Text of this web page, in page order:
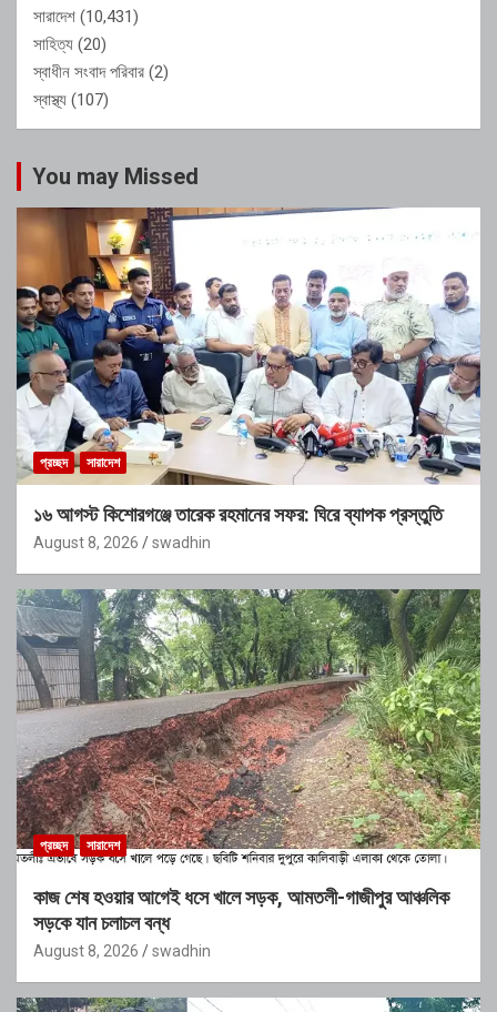
সারাদেশ (10,431)
সাহিত্য (20)
স্বাধীন সংবাদ পরিবার (2)
স্বাস্থ্য (107)
You may Missed
প্রচ্ছদ সারাদেশ
১৬ আগস্ট কিশোরগঞ্জে তারেক রহমানের সফর: ঘিরে ব্যাপক প্রস্তুতি
August 8, 2026 swadhin
প্রচ্ছদ সারাদেশ
কাজ শেষ হওয়ার আগেই ধসে খালে সড়ক, আমতলী-গাজীপুর আঞ্চলিক
সড়কে যান চলাচল বন্ধ
August 8, 2026 swadhin